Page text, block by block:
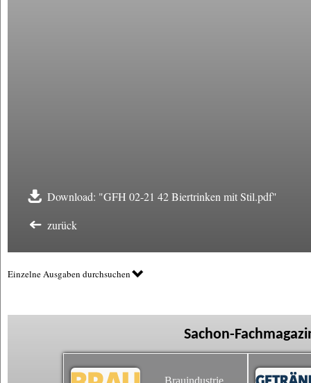
Download: "GFH 02-21 42 Biertrinken mit Stil.pdf"
zurück
Einzelne Ausgaben durchsuchen
Sachon-
Brauindustrie